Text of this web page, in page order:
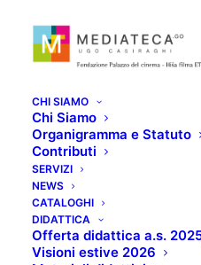
CHI SIAMO
Chi Siamo
Organigramma e Statuto
Contributi
SERVIZI
NEWS
CATALOGHI
DIDATTICA
Offerta didattica a.s.
Visioni estive 2026